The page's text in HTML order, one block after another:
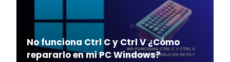
No funciona Ctrl C y Ctrl V ¿Cómo
repararlo en mi PC Windows?